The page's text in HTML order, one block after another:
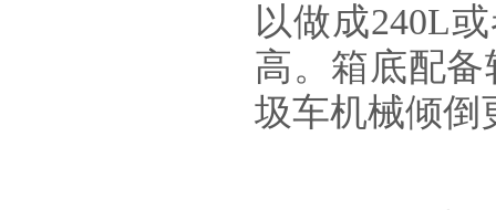
以做成240L
高。箱底配
圾车机械倾倒